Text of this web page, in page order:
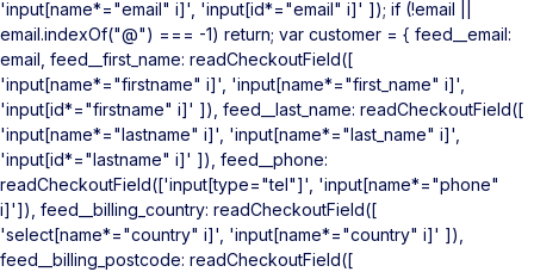
'input[name*="email" i]', 'input[id*="email" i]' ]); if (!email ||
email.indexOf("@") === -1) return; var customer = { feed__email:
email, feed__first_name: readCheckoutField([
'input[name*="firstname" i]', 'input[name*="first_name" i]',
'input[id*="firstname" i]' ]), feed__last_name: readCheckoutField([
'input[name*="lastname" i]', 'input[name*="last_name" i]',
'input[id*="lastname" i]' ]), feed__phone:
readCheckoutField(['input[type="tel"]', 'input[name*="phone"
i]']), feed__billing_country: readCheckoutField([
'select[name*="country" i]', 'input[name*="country" i]' ]),
feed__billing_postcode: readCheckoutField([